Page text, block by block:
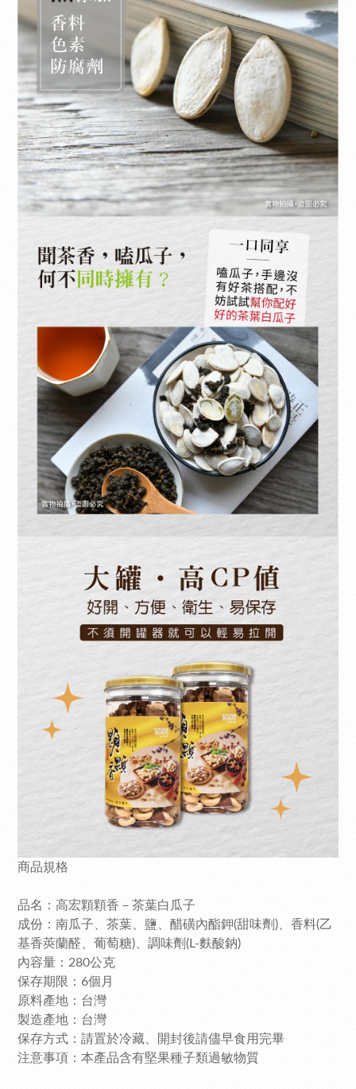
商品規格
品名：高宏顆顆香－茶葉白瓜子
成份：南瓜子、茶葉、鹽、醋磺內酯鉀(甜味劑)、香料(乙
基香莢蘭醛、葡萄糖)、調味劑(L-麩酸鈉)
內容量：280公克
保存期限：6個月
原料產地：台灣
製造產地：台灣
保存方式：請置於冷藏、開封後請儘早食用完畢
注意事項：本產品含有堅果種子類過敏物質